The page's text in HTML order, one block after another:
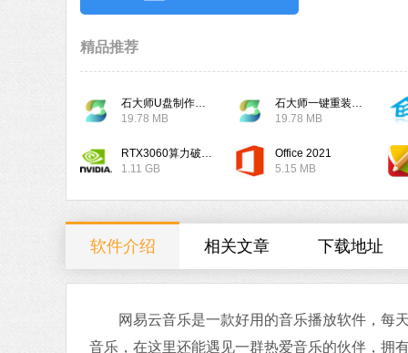
精品推荐
19.78 MB
19.78 MB
1.11 GB
Office 2021
5.15 MB
软件介绍 相关文章 下载地址
网易云音乐是一款好用的音乐播放软件，每天
音乐，在这里还能遇见一群热爱音乐的伙伴，拥